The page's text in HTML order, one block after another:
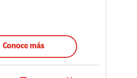
Conoce más